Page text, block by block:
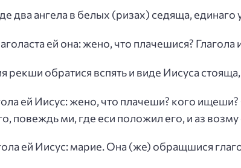
два ангела в белых (ризах) седяща,
ей она: жено, что плачешися?
рекши обратися вспять и виде Иисуса
ей Иисус: жено, что плачеши? кого
повеждь ми, где еси положил его, и аз возму
ей Иисус: марие. Она (же) обращшися